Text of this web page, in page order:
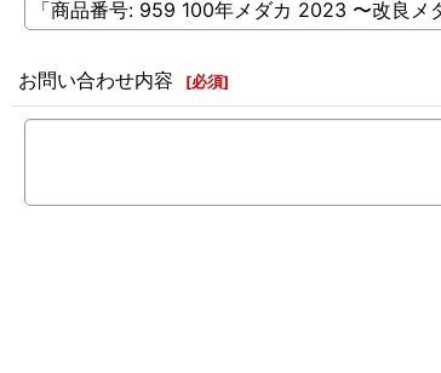
お問い合わせ内容 [必須]